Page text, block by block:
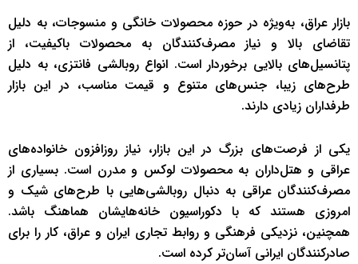
بازار عراق، به‌ویژه در حوزه محصولات خانگی و منسوجات، به دلیل
تقاضای بالا و نیاز مصرف‌کنندگان به محصولات باکیفیت، از
پتانسیل‌های بالایی برخوردار است. انواع روبالشی فانتزی، به دلیل
طرح‌های زیبا، جنس‌های متنوع و قیمت مناسب، در این بازار
طرفداران زیادی دارند.
یکی از فرصت‌های بزرگ در این بازار، نیاز روزافزون خانواده‌های
عراقی و هتل‌داران به محصولات لوکس و مدرن است. بسیاری از
مصرف‌کنندگان عراقی به دنبال روبالشی‌هایی با طرح‌های شیک و
امروزی هستند که با دکوراسیون خانه‌هایشان هماهنگ باشد.
همچنین، نزدیکی فرهنگی و روابط تجاری ایران و عراق، کار را برای
صادرکنندگان ایرانی آسان‌تر کرده است.